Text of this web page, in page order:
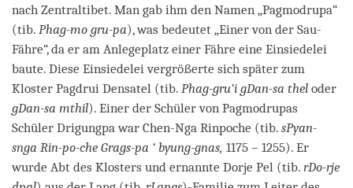
nach Zentraltibet. Man gab ihm den Namen „Pagmodrupa“
(tib. Phag-mo gru-pa), was bedeutet „Einer von der Sau-
Fähre“, da er am Anlegeplatz einer Fähre eine Einsiedelei
baute. Diese Einsiedelei vergrößerte sich später zum
Kloster Pagdrui Densatel (tib. Phag-gru’i gDan-sa thel oder
gDan-sa mthil). Einer der Schüler von Pagmodrupas
Schüler Drigungpa war Chen-Nga Rinpoche (tib. sPyan-
snga Rin-po-che Grags-pa ‘ byung-gnas, 1175 – 1255). Er
wurde Abt des Klosters und ernannte Dorje Pel (tib. rDo-rje